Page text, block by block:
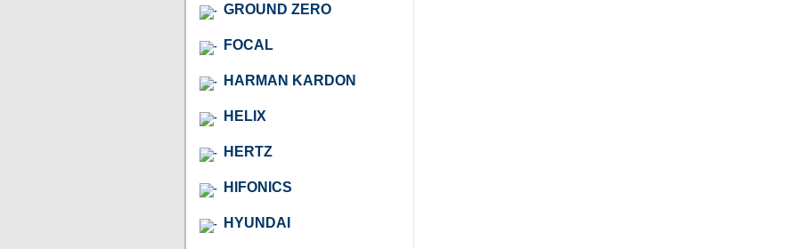
GROUND ZERO
FOCAL
HARMAN KARDON
HELIX
HERTZ
HIFONICS
HYUNDAI